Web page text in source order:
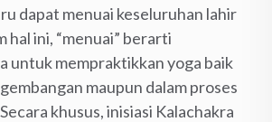
dapat menuai keseluruhan lahir
hal ini, “menuai” berarti
untuk mempraktikkan yoga baik
maupun dalam proses
khusus, inisiasi Kalachakra